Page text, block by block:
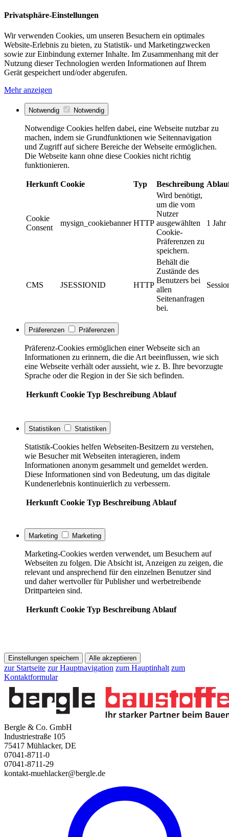
Privatsphäre-Einstellungen
Wir verwenden Cookies, um unseren Besuchern ein optimales
Website-Erlebnis zu bieten, zu Statistik- und Marketingzwecken
sowie zur Einbindung externer Inhalte. Im Zusammenhang mit der
Nutzung dieser Technologien werden Informationen auf Ihrem
Gerät gespeichert und/oder abgerufen.
Mehr anzeigen
Notwendig Notwendig
Notwendige Cookies helfen dabei, eine Webseite nutzbar zu
machen, indem sie Grundfunktionen wie Seitennavigation
und Zugriff auf sichere Bereiche der Webseite ermöglichen.
Die Webseite kann ohne diese Cookies nicht richtig
funktionieren.
Herkunft Cookie Typ Beschreibung
Cookie
Consent
mysign_cookiebanner HTTP
Wird benötigt,
um die vom
Nutzer
ausgewählten
Cookie-
Präferenzen zu
speichern.
1 Jahr
CMS JSESSIONID HTTP
Behält die
Zustände des
Benutzers bei
allen
Seitenanfragen
bei.
Präferenzen Präferenzen
Präferenz-Cookies ermöglichen einer Webseite sich an
Informationen zu erinnern, die die Art beeinflussen, wie sich
eine Webseite verhält oder aussieht, wie z. B. Ihre bevorzugte
Sprache oder die Region in der Sie sich befinden.
Herkunft Cookie Typ Beschreibung Ablauf
Statistiken Statistiken
Statistik-Cookies helfen Webseiten-Besitzern zu verstehen,
wie Besucher mit Webseiten interagieren, indem
Informationen anonym gesammelt und gemeldet werden.
Diese Informationen sind von Bedeutung, um das digitale
Kundenerlebnis kontinuierlich zu verbessern.
Herkunft Cookie Typ Beschreibung Ablauf
Marketing Marketing
Marketing-Cookies werden verwendet, um Besuchern auf
Webseiten zu folgen. Die Absicht ist, Anzeigen zu zeigen, die
relevant und ansprechend für den einzelnen Benutzer sind
und daher wertvoller für Publisher und werbetreibende
Drittparteien sind.
Herkunft Cookie Typ Beschreibung Ablauf
Einstellungen speichern Alle akzeptieren
zur Startseite zur Hauptnavigation zum Hauptinhalt zum
Kontaktformular
Bergle & Co. GmbH
Industriestraße 105
75417 Mühlacker, DE
07041-8711-0
07041-8711-29
kontakt-muehlacker@bergle.de